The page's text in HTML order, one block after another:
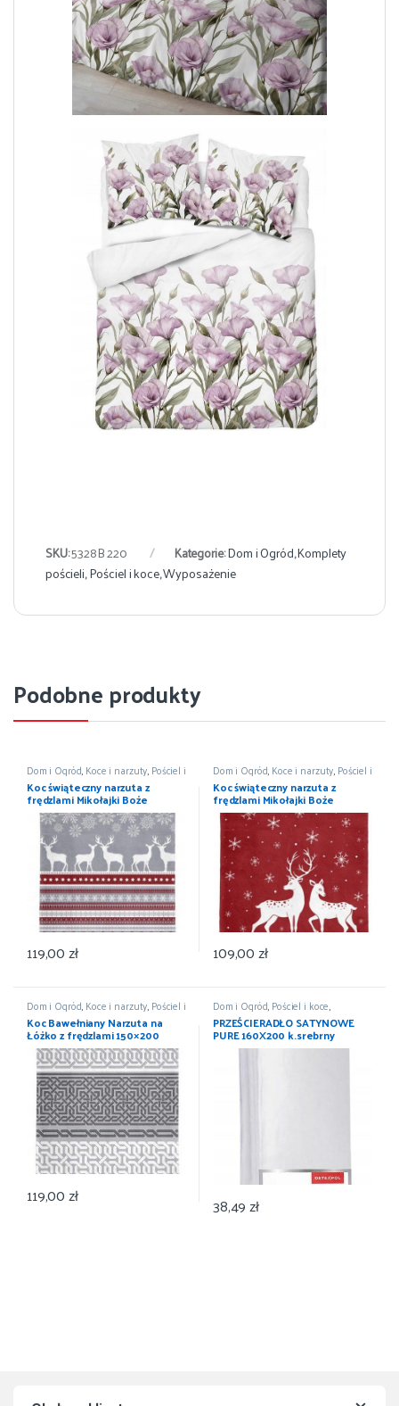
SKU:5328B 220 Kategorie:Dom i Ogród,Komplety
pościeli,Pościel i koce,Wyposażenie
Podobne produkty
Dom i Ogród, Koce i narzuty, Pościel i
koce ,Wyposażenie
Koc świąteczny narzuta z
frędzlami Mikołajki Boże
Narodzenie 150×200
119,00zł
Dom i Ogród, Koce i narzuty, Pościel i
koce ,Wyposażenie
Koc świąteczny narzuta z
frędzlami Mikołajki Boże
Narodzenie 150×200
109,00zł
Dom i Ogród, Koce i narzuty, Pościel i
koce , Wyposażenie
Koc Bawełniany Narzuta na
Łóżko z frędzlami 150×200
119,00zł
Dom i Ogród, Pościel i koce,
Prześcieradła ,Wyposażenie
PRZEŚCIERADŁO SATYNOWE
PURE 160X200 k.srebrny
DETEXPOL
38,49zł